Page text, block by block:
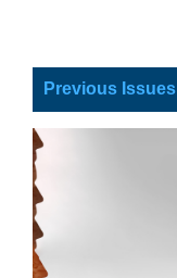
Previous Issues